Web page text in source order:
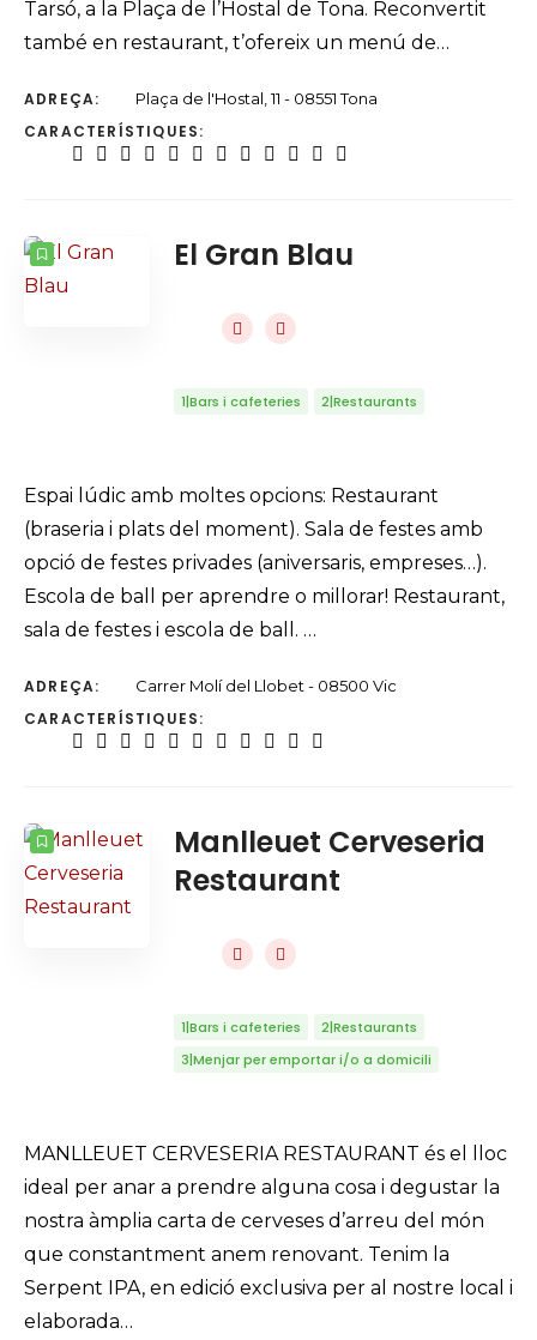
Tarsó, a la Plaça de l’Hostal de Tona. Reconvertit
també en restaurant, t’ofereix un menú de…
ADREÇA: Plaça de l'Hostal, 11 - 08551 Tona
CARACTERÍSTIQUES:
El Gran Blau
1|Bars i cafeteries 2|Restaurants
Espai lúdic amb moltes opcions: Restaurant
(braseria i plats del moment). Sala de festes amb
opció de festes privades (aniversaris, empreses…).
Escola de ball per aprendre o millorar! Restaurant,
sala de festes i escola de ball. …
ADREÇA: Carrer Molí del Llobet - 08500 Vic
CARACTERÍSTIQUES:
Manlleuet Cerveseria
Restaurant
1|Bars i cafeteries
2|Restaurants
3|Menjar per emportar i/o a domicili
MANLLEUET CERVESERIA RESTAURANT és el lloc
ideal per anar a prendre alguna cosa i degustar la
nostra àmplia carta de cerveses d’arreu del món
que constantment anem renovant. Tenim la
Serpent IPA, en edició exclusiva per al nostre local i
elaborada…